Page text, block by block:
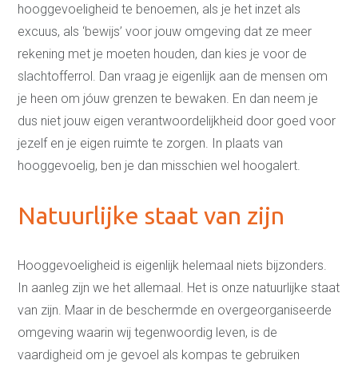
hooggevoeligheid te benoemen, als je het inzet als
excuus, als ‘bewijs’ voor jouw omgeving dat ze meer
rekening met je moeten houden, dan kies je voor de
slachtofferrol. Dan vraag je eigenlijk aan de mensen om
je heen om jóuw grenzen te bewaken. En dan neem je
dus niet jouw eigen verantwoordelijkheid door goed voor
jezelf en je eigen ruimte te zorgen. In plaats van
hooggevoelig, ben je dan misschien wel hoogalert.
Natuurlijke staat van zijn
Hooggevoeligheid is eigenlijk helemaal niets bijzonders.
In aanleg zijn we het allemaal. Het is onze natuurlijke staat
van zijn. Maar in de beschermde en overgeorganiseerde
omgeving waarin wij tegenwoordig leven, is de
vaardigheid om je gevoel als kompas te gebruiken